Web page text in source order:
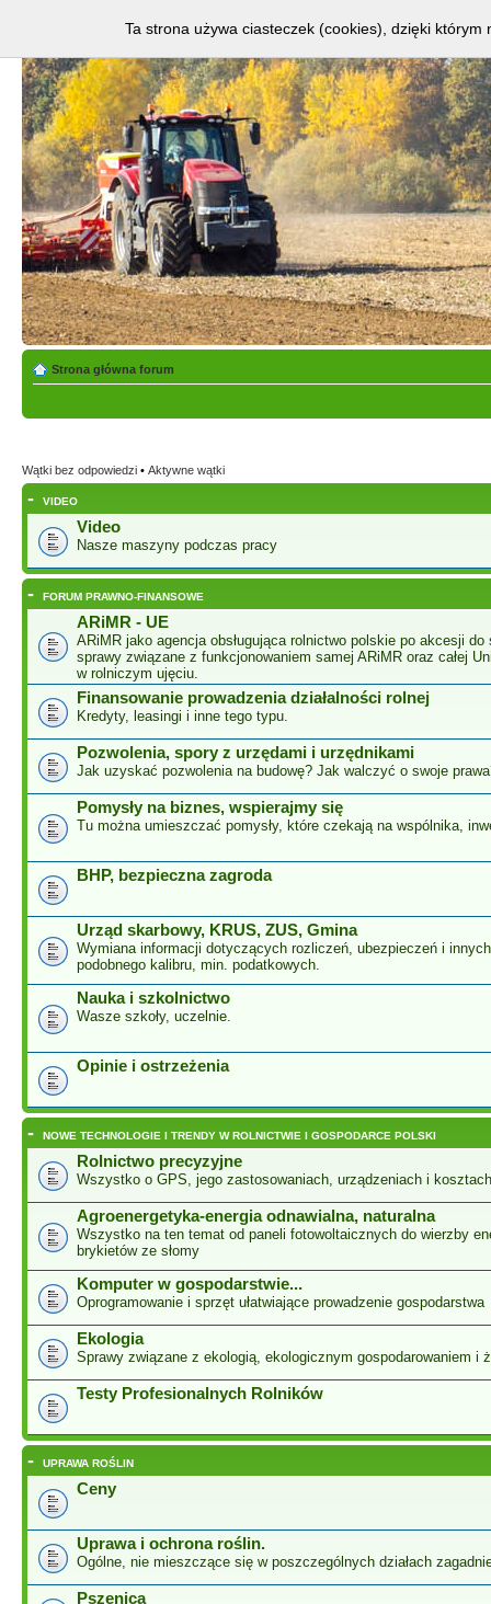
Strona główna forum
Wątki bez odpowiedzi • Aktywne wątki
- VIDEO
Video
Nasze maszyny podczas pracy
- FORUM PRAWNO-FINANSOWE
ARiMR - UE
ARiMR jako agencja obsługująca rolnictwo polskie po akcesji do
sprawy związane z funkcjonowaniem samej ARiMR oraz całej
w rolniczym ujęciu.
Finansowanie prowadzenia działalności rolnej
Kredyty, leasingi i inne tego typu.
Pozwolenia, spory z urzędami i urzędnikami
Jak uzyskać pozwolenia na budowę? Jak walczyć o swoje
Pomysły na biznes, wspierajmy się
Tu można umieszczać pomysły, które czekają na wspólnika,
BHP, bezpieczna zagroda
Urząd skarbowy, KRUS, ZUS, Gmina
Wymiana informacji dotyczących rozliczeń, ubezpieczeń i
podobnego kalibru, min. podatkowych.
Nauka i szkolnictwo
Wasze szkoły, uczelnie.
Opinie i ostrzeżenia
- NOWE TECHNOLOGIE I TRENDY W ROLNICTWIE I GOSPODARCE POLSKI
Rolnictwo precyzyjne
Wszystko o GPS, jego zastosowaniach, urządzeniach i kosztach
Agroenergetyka-energia odnawialna, naturalna
Wszystko na ten temat od paneli fotowoltaicznych do wierzby
brykietów ze słomy
Komputer w gospodarstwie...
Oprogramowanie i sprzęt ułatwiające prowadzenie gospodarstwa
Ekologia
Sprawy związane z ekologią, ekologicznym gospodarowaniem i
Testy Profesionalnych Rolników
- UPRAWA ROŚLIN
Ceny
Uprawa i ochrona roślin.
Ogólne, nie mieszczące się w poszczególnych działach
Pszenica
Ta strona używa ciasteczek (cookies), dzięki którym